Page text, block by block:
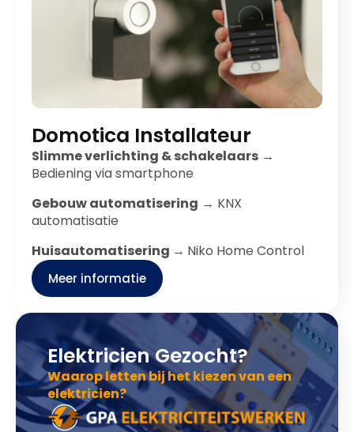
Domotica Installateur
Slimme verlichting & schakelaars →
Bediening via smartphone
Gebouw automatisering → KNX
automatisatie
Huisautomatisering → Niko Home Control
Meer informatie
Elektricien Gezocht?
Waarop letten bij het kiezen van een
elektricien?